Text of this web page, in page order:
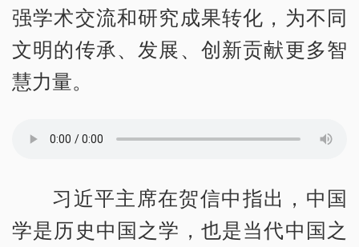
强学术交流和研究成果转化，为不同
文明的传承、发展、创新贡献更多智
慧力量。
习近平主席在贺信中指出，中国
学是历史中国之学，也是当代中国之